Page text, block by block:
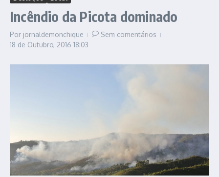
Incêndio da Picota dominado
Por jornaldemonchique
Sem comentários
18 de Outubro, 2016 18:03